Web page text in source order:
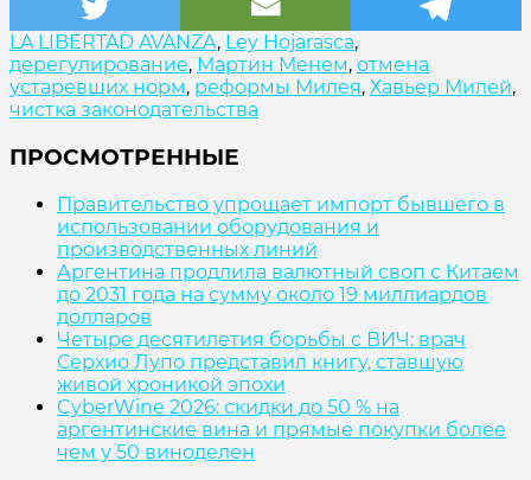
LA LIBERTAD AVANZA, Ley Hojarasca,
дерегулирование, Мартин Менем, отмена
устаревших норм, реформы Милея, Хавьер Милей,
чистка законодательства
ПРОСМОТРЕННЫЕ
Правительство упрощает импорт бывшего в
использовании оборудования и
производственных линий
Аргентина продлила валютный своп с Китаем
до 2031 года на сумму около 19 миллиардов
долларов
Четыре десятилетия борьбы с ВИЧ: врач
Серхио Лупо представил книгу, ставшую
живой хроникой эпохи
CyberWine 2026: скидки до 50 % на
аргентинские вина и прямые покупки более
чем у 50 виноделен